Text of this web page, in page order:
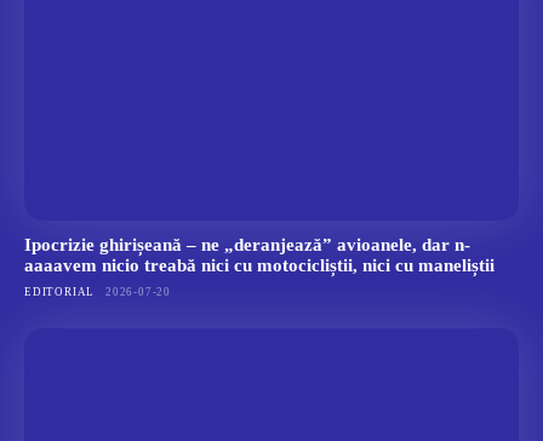
Ipocrizie ghirișeană – ne „deranjează” avioanele, dar n-
aaaavem nicio treabă nici cu motocicliștii, nici cu maneliștii
EDITORIAL 2026-07-20